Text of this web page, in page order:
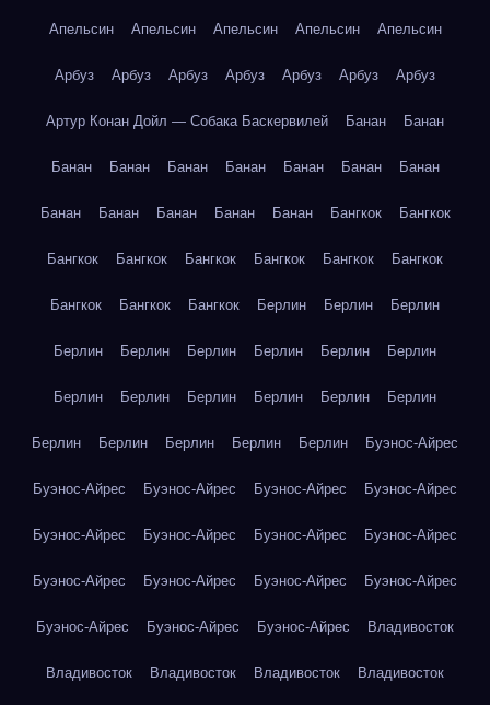
Апельсин Апельсин Апельсин Апельсин Апельсин
Арбуз Арбуз Арбуз Арбуз Арбуз Арбуз Арбуз
Артур Конан Дойл — Собака Баскервилей Банан Банан
Банан Банан Банан Банан Банан Банан Банан
Банан Банан Банан Банан Банан Бангкок Бангкок
Бангкок Бангкок Бангкок Бангкок Бангкок Бангкок
Бангкок Бангкок Бангкок Берлин Берлин Берлин
Берлин Берлин Берлин Берлин Берлин Берлин
Берлин Берлин Берлин Берлин Берлин Берлин
Берлин Берлин Берлин Берлин Берлин Буэнос-Айрес
Буэнос-Айрес Буэнос-Айрес Буэнос-Айрес Буэнос-Айрес
Буэнос-Айрес Буэнос-Айрес Буэнос-Айрес Буэнос-Айрес
Буэнос-Айрес Буэнос-Айрес Буэнос-Айрес Буэнос-Айрес
Буэнос-Айрес Буэнос-Айрес Буэнос-Айрес Владивосток
Владивосток Владивосток Владивосток Владивосток